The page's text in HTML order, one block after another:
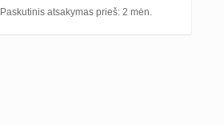
| Paskutinis atsakymas prieš: 2 mėn.